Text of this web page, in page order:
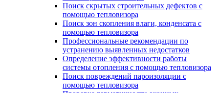
Поиск скрытых строительных дефектов с
помощью тепловизора
Поиск зон скопления влаги, конденсата с
помощью тепловизора
Профессиональные рекомендации по
устранению выявленных недостатков
Определение эффективности работы
системы отопления с помощью тепловизора
Поиск повреждений пароизоляции с
помощью тепловизора